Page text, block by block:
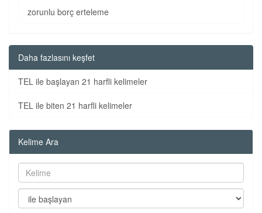
zorunlu borç erteleme
Daha fazlasını keşfet
TEL ile başlayan 21 harfli kelimeler
TEL ile biten 21 harfli kelimeler
Kelime Ara